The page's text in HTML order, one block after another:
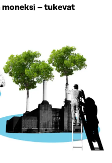
– tukevat